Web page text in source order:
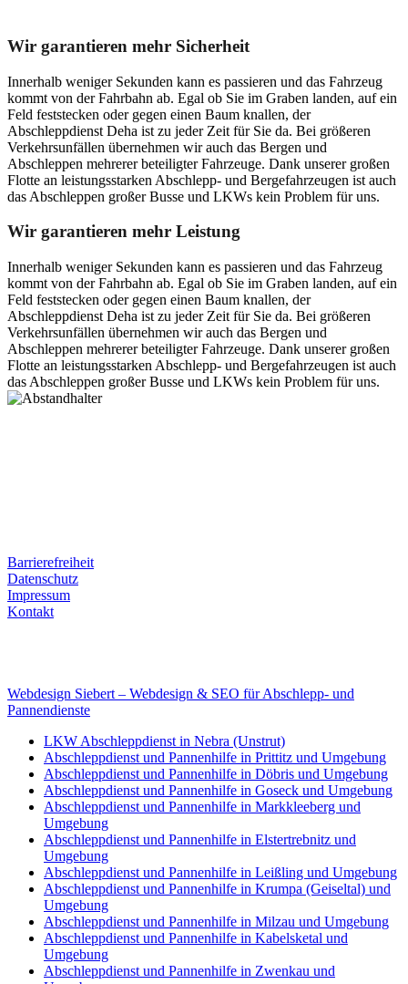
Wir garantieren mehr Sicherheit
Innerhalb weniger Sekunden kann es passieren und das Fahrzeug
kommt von der Fahrbahn ab. Egal ob Sie im Graben landen, auf ein
Feld feststecken oder gegen einen Baum knallen, der
Abschleppdienst Deha ist zu jeder Zeit für Sie da. Bei größeren
Verkehrsunfällen übernehmen wir auch das Bergen und
Abschleppen mehrerer beteiligter Fahrzeuge. Dank unserer großen
Flotte an leistungsstarken Abschlepp- und Bergefahrzeugen ist auch
das Abschleppen großer Busse und LKWs kein Problem für uns.
Wir garantieren mehr Leistung
Innerhalb weniger Sekunden kann es passieren und das Fahrzeug
kommt von der Fahrbahn ab. Egal ob Sie im Graben landen, auf ein
Feld feststecken oder gegen einen Baum knallen, der
Abschleppdienst Deha ist zu jeder Zeit für Sie da. Bei größeren
Verkehrsunfällen übernehmen wir auch das Bergen und
Abschleppen mehrerer beteiligter Fahrzeuge. Dank unserer großen
Flotte an leistungsstarken Abschlepp- und Bergefahrzeugen ist auch
das Abschleppen großer Busse und LKWs kein Problem für uns.
Barrierefreiheit
Datenschutz
Impressum
Kontakt
Webdesign Siebert – Webdesign & SEO für Abschlepp- und
Pannendienste
LKW Abschleppdienst in Nebra (Unstrut)
Abschleppdienst und Pannenhilfe in Prittitz und Umgebung
Abschleppdienst und Pannenhilfe in Döbris und Umgebung
Abschleppdienst und Pannenhilfe in Goseck und Umgebung
Abschleppdienst und Pannenhilfe in Markkleeberg und
Umgebung
Abschleppdienst und Pannenhilfe in Elstertrebnitz und
Umgebung
Abschleppdienst und Pannenhilfe in Leißling und Umgebung
Abschleppdienst und Pannenhilfe in Krumpa (Geiseltal) und
Umgebung
Abschleppdienst und Pannenhilfe in Milzau und Umgebung
Abschleppdienst und Pannenhilfe in Kabelsketal und
Umgebung
Abschleppdienst und Pannenhilfe in Zwenkau und